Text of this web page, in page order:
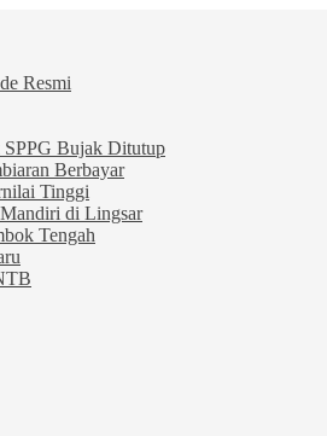
Resmi
Bujak Ditutup
Berbayar
Tinggi
di Lingsar
Tengah